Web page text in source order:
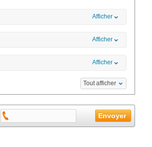
Afficher
Afficher
Afficher
Tout afficher